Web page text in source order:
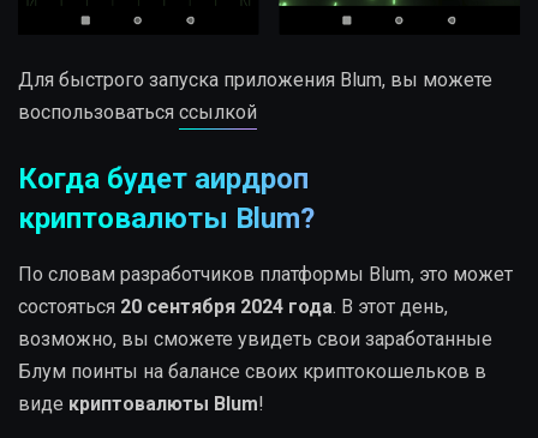
Для быстрого запуска приложения Blum, вы можете
воспользоваться ссылкой
Когда будет аирдроп
криптовалюты Blum?
По словам разработчиков платформы Blum, это может
состояться 20 сентября 2024 года. В этот день,
возможно, вы сможете увидеть свои заработанные
Блум поинты на балансе своих криптокошельков в
виде криптовалюты Blum!